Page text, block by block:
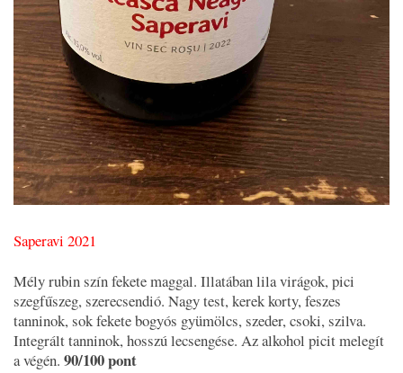
Saperavi 2021
Mély rubin szín fekete maggal. Illatában lila virágok, pici
szegfűszeg, szerecsendió. Nagy test, kerek korty, feszes
tanninok, sok fekete bogyós gyümölcs, szeder, csoki, szilva.
Integrált tanninok, hosszú lecsengése. Az alkohol picit melegít
a végén. 90/100 pont